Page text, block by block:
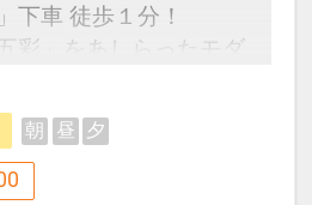
＆サウナで旅の疲れ
せます。シックでシン
場でゆったりとした時
さい。
下車 徒歩１分！
彩」をあしらったモダ
露天風呂＆サウナ付
朝 昼 夕